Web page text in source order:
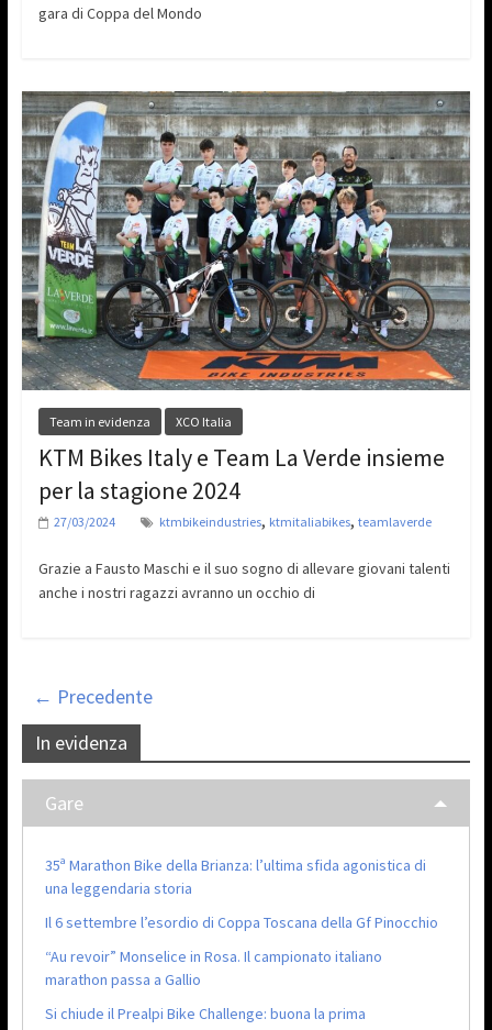
gara di Coppa del Mondo
Team in evidenza XCO Italia
KTM Bikes Italy e Team La Verde insieme
per la stagione 2024
27/03/2024 ktmbikeindustries, ktmitaliabikes, teamlaverde
Grazie a Fausto Maschi e il suo sogno di allevare giovani talenti
anche i nostri ragazzi avranno un occhio di
← Precedente
In evidenza
Gare
35ª Marathon Bike della Brianza: l’ultima sfida agonistica di
una leggendaria storia
Il 6 settembre l’esordio di Coppa Toscana della Gf Pinocchio
“Au revoir” Monselice in Rosa. Il campionato italiano
marathon passa a Gallio
Si chiude il Prealpi Bike Challenge: buona la prima